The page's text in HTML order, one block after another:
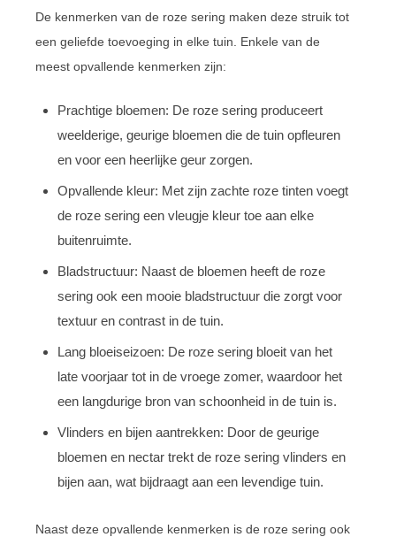
De kenmerken van de roze sering maken deze struik tot
een geliefde toevoeging in elke tuin. Enkele van de
meest opvallende kenmerken zijn:
Prachtige bloemen: De roze sering produceert
weelderige, geurige bloemen die de tuin opfleuren
en voor een heerlijke geur zorgen.
Opvallende kleur: Met zijn zachte roze tinten voegt
de roze sering een vleugje kleur toe aan elke
buitenruimte.
Bladstructuur: Naast de bloemen heeft de roze
sering ook een mooie bladstructuur die zorgt voor
textuur en contrast in de tuin.
Lang bloeiseizoen: De roze sering bloeit van het
late voorjaar tot in de vroege zomer, waardoor het
een langdurige bron van schoonheid in de tuin is.
Vlinders en bijen aantrekken: Door de geurige
bloemen en nectar trekt de roze sering vlinders en
bijen aan, wat bijdraagt aan een levendige tuin.
Naast deze opvallende kenmerken is de roze sering ook